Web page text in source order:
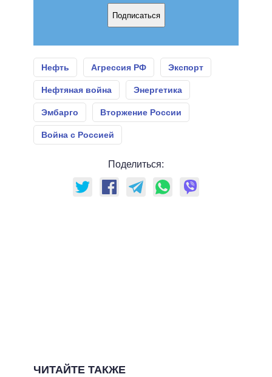
Подписаться
Нефть Агрессия РФ Экспорт
Нефтяная война Энергетика
Эмбарго Вторжение России
Война с Россией
Поделиться:
ЧИТАЙТЕ ТАКЖЕ